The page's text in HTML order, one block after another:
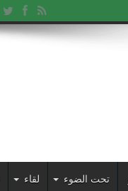
تحت الضوء لقاء